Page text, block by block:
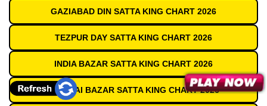
GAZIABAD DIN SATTA KING CHART 2026
TEZPUR DAY SATTA KING CHART 2026
INDIA BAZAR SATTA KING CHART 2026
MUMBAI BAZAR SATTA KING CHART 2026